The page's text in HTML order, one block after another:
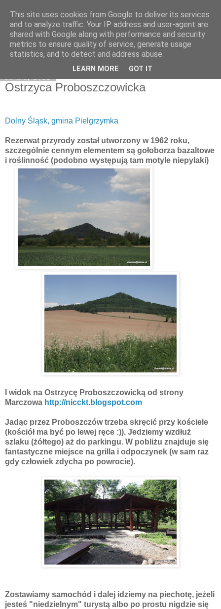
Moje miejsce
Ostrzyca Proboszczowicka
Dolny Śląsk, gmina Pielgrzymka
Rezerwat przyrody został utworzony w 1962 roku,
szczególnie cennym elementem są gołoborza bazaltowe
i roślinność (podobno występują tam motyle niepylaki)
I widok na Ostrzycę Proboszczowicką od strony
Marczowa http://nicckt.blogspot.com
Jadąc przez Proboszczów trzeba skręcić przy kościele
(kościół ma być po lewej ręce :)). Jedziemy wzdłuż
szlaku (żółtego) aż do parkingu. W pobliżu znajduje się
fantastyczne miejsce na grilla i odpoczynek (w sam raz
gdy człowiek zdycha po powrocie).
Zostawiamy samochód i dalej idziemy na piechotę, jeżeli
jesteś "niedzielnym" turystą albo po prostu nigdzie się
This site uses cookies from Google to deliver its services
and to analyze traffic. Your IP address and user-agent are
shared with Google along with performance and security
metrics to ensure quality of service, generate usage
statistics, and to detect and address abuse.
LEARN MORE GOT IT